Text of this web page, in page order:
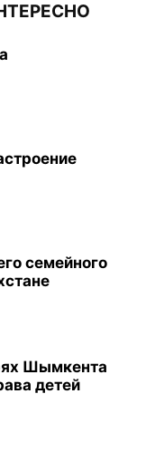
семейного
Шымкента
детей